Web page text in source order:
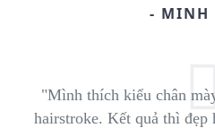
- MINH
"Mình thích kiểu chân
hairstroke. Kết quả thì